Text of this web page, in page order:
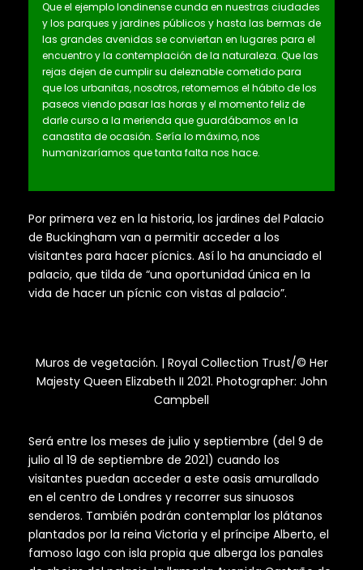
Que el ejemplo londinense cunda en nuestras ciudades
y los parques y jardines públicos y hasta las bermas de
las grandes avenidas se conviertan en lugares para el
encuentro y la contemplación de la naturaleza. Que las
rejas dejen de cumplir su deleznable cometido para
que los urbanitas, nosotros, retomemos el hábito de los
paseos viendo pasar las horas y el momento feliz de
darle curso a la merienda que guardábamos en la
canastita de ocasión. Sería lo máximo, nos
humanizaríamos que tanta falta nos hace.
Por primera vez en la historia, los jardines del Palacio
de Buckingham van a permitir acceder a los
visitantes para hacer pícnics. Así lo ha anunciado el
palacio, que tilda de “una oportunidad única en la
vida de hacer un pícnic con vistas al palacio”.
Muros de vegetación. | Royal Collection Trust/© Her
Majesty Queen Elizabeth II 2021. Photographer: John
Campbell
Será entre los meses de julio y septiembre (del 9 de
julio al 19 de septiembre de 2021) cuando los
visitantes puedan acceder a este oasis amurallado
en el centro de Londres y recorrer sus sinuosos
senderos. También podrán contemplar los plátanos
plantados por la reina Victoria y el príncipe Alberto, el
famoso lago con isla propia que alberga los panales